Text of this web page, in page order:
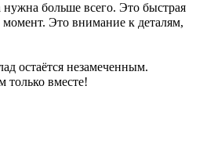
нужна больше всего. Это быстрая
Это внимание к деталям,
остаётся незамеченным.
вместе!